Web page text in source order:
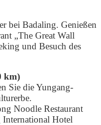
bei Badaling. Genießen
„The Great Wall
und Besuch des
km)
Sie die Yungang-
Noodle Restaurant
Hotel